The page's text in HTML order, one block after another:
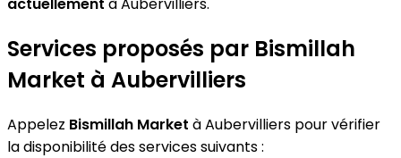
Services proposés par Bismillah
Market à Aubervilliers
Appelez Bismillah Market à Aubervilliers pour vérifier
la disponibilité des services suivants :